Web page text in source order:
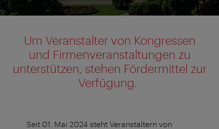
Um Veranstalter von Kongressen
und Firmenveranstaltungen zu
unterstützen, stehen Fördermittel zur
Verfügung.
Seit 01. Mai 2024 steht Veranstaltern von